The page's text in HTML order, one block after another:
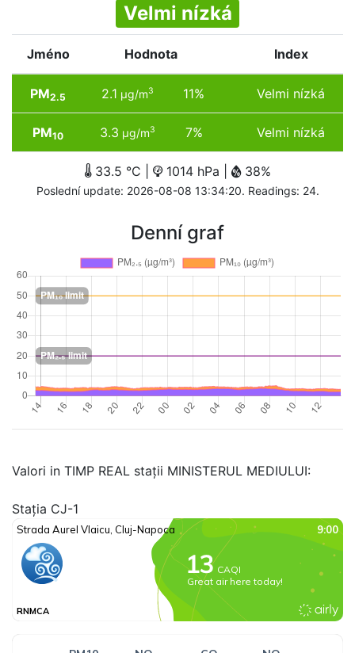
Velmi nízká
Jméno Hodnota Index
PM2.5 2.1 µg/m3 11% Velmi nízká
PM10 3.3 µg/m3 7% Velmi nízká
33.5 °C | 1014 hPa | 38%
Poslední update: 2026-08-08 13:34:20. Readings: 24.
Denní graf
Valori in TIMP REAL stații MINISTERUL MEDIULUI:
Stația CJ-1